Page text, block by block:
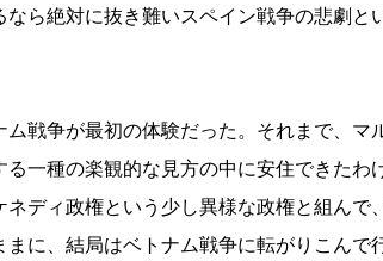
ら絶対に抜き難いスペイン戦争の悲劇と
戦争が最初の体験だった。それまで、マ
一種の楽観的な見方の中に安住できたわ
ディ政権という少し異様な政権と組んで
に、結局はベトナム戦争に転がりこんで